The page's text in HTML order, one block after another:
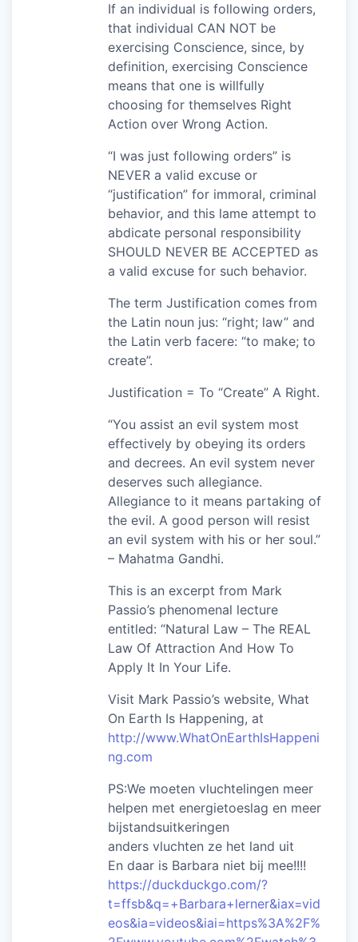
If an individual is following orders,
that individual CAN NOT be
exercising Conscience, since, by
definition, exercising Conscience
means that one is willfully
choosing for themselves Right
Action over Wrong Action.
“I was just following orders” is
NEVER a valid excuse or
“justification” for immoral, criminal
behavior, and this lame attempt to
abdicate personal responsibility
SHOULD NEVER BE ACCEPTED as
a valid excuse for such behavior.
The term Justification comes from
the Latin noun jus: “right; law” and
the Latin verb facere: “to make; to
create”.
Justification = To “Create” A Right.
“You assist an evil system most
effectively by obeying its orders
and decrees. An evil system never
deserves such allegiance.
Allegiance to it means partaking of
the evil. A good person will resist
an evil system with his or her soul.”
– Mahatma Gandhi.
This is an excerpt from Mark
Passio’s phenomenal lecture
entitled: “Natural Law – The REAL
Law Of Attraction And How To
Apply It In Your Life.
Visit Mark Passio’s website, What
On Earth Is Happening, at
http://www.WhatOnEarthIsHappeni
ng.com
PS:We moeten vluchtelingen meer
helpen met energietoeslag en meer
bijstandsuitkeringen
anders vluchten ze het land uit
En daar is Barbara niet bij mee!!!!
https://duckduckgo.com/?
t=ffsb&q=+Barbara+lerner&iax=vid
eos&ia=videos&iai=https%3A%2F%